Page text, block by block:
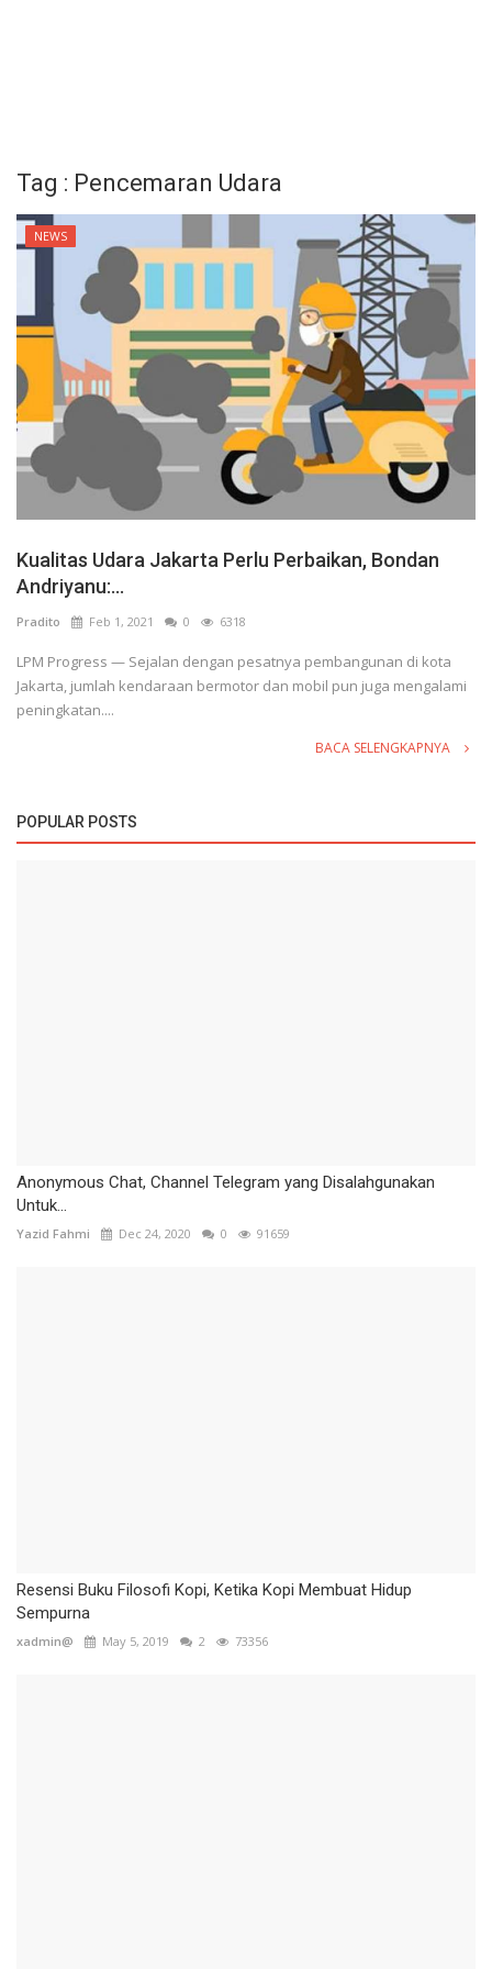
Tag : Pencemaran Udara
NEWS
Kualitas Udara Jakarta Perlu Perbaikan, Bondan
Andriyanu:...
Pradito Feb 1, 2021 0 6318
LPM Progress — Sejalan dengan pesatnya pembangunan di kota
Jakarta, jumlah kendaraan bermotor dan mobil pun juga mengalami
peningkatan....
BACA SELENGKAPNYA
POPULAR POSTS
Anonymous Chat, Channel Telegram yang Disalahgunakan
Untuk...
Yazid Fahmi Dec 24, 2020 0 91659
Resensi Buku Filosofi Kopi, Ketika Kopi Membuat Hidup
Sempurna
xadmin@ May 5, 2019 2 73356